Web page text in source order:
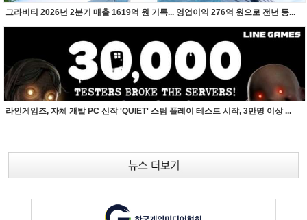
그라비티 2026년 2분기 매출 1619억 원 기록... 영업이익 276억 원으로 전년 동...
라인게임즈, 자체 개발 PC 신작 'QUIET' 스팀 플레이 테스트 시작, 3만명 이상 ...